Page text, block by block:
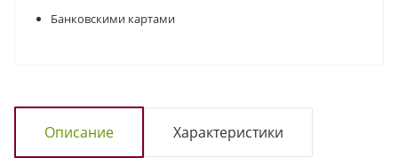
Банковскими картами
Описание Характеристики